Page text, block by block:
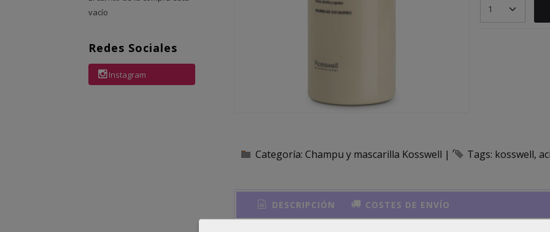
vacío
Redes Sociales
Instagram
Categoría: Champu y mascarilla Kosswell | Tags: kosswell
DESCRIPCIÓN COSTES DE ENVÍO